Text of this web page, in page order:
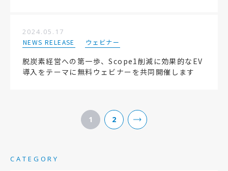
2024.05.17
NEWS RELEASE ウェビナー
脱炭素経営への第一歩、Scope1削減に効果的なEV
導入をテーマに無料ウェビナーを共同開催します
1 2
CATEGORY